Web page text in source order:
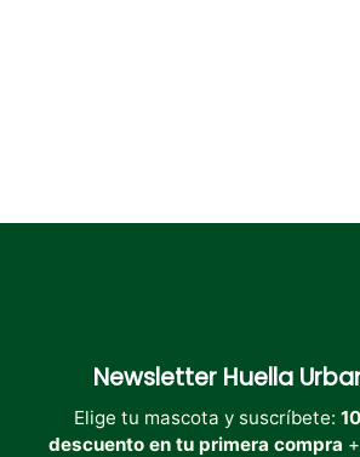
Newsletter Huella
Elige tu mascota y suscríbete:
descuento en tu primera compra